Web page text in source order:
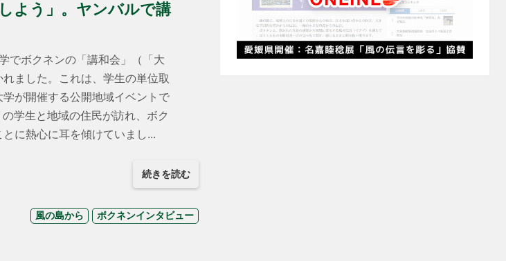
よう」。ヤンバルで講
でボクネンの「講和会」（「大
ました。これは、学生の単位取
が開催する公開地域イベントで
学生と地域の住民が訪れ、ボク
に熱心に耳を傾けていまし...
続きを読む
風の島から ボクネンインタビュー